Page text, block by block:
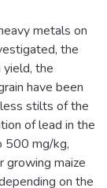
metals on
the
the
have been
stilts of the
of lead in the
500 mg/kg,
growing maize
on the